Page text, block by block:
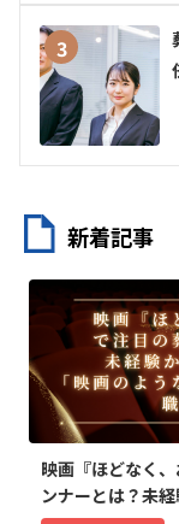
新着記事
映画『ほどなく
ンナーとは？未